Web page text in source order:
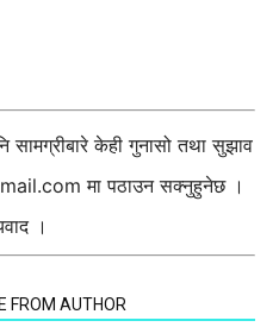
सामग्रीबारे केही गुनासो तथा सुझाव
मा पठाउन सक्नुहुनेछ ।
।
FROM AUTHOR